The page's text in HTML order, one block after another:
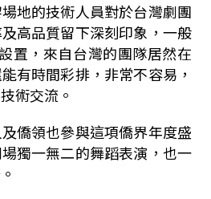
地的技術人員對於台灣劇團
高品質留下深刻印象，一般
置，來自台灣的團隊居然在
有時間彩排，非常不容易，
術交流。
僑領也參與這項僑界年度盛
獨一無二的舞蹈表演，也一